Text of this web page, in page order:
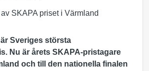
Sveriges största
. Nu är årets SKAPA-pristagare
och till den nationella finalen